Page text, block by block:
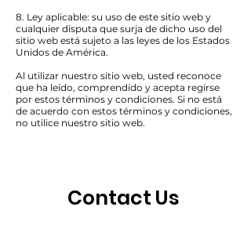
8. Ley aplicable: su uso de este sitio web y
cualquier disputa que surja de dicho uso del
sitio web está sujeto a las leyes de los Estados
Unidos de América.
Al utilizar nuestro sitio web, usted reconoce
que ha leído, comprendido y acepta regirse
por estos términos y condiciones. Si no está
de acuerdo con estos términos y condiciones,
no utilice nuestro sitio web.
Contact Us